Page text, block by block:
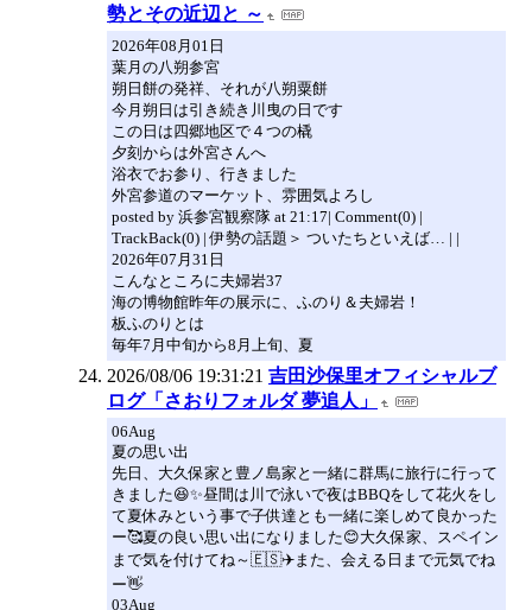
勢とその近辺と ～
2026年08月01日
葉月の八朔参宮
朔日餅の発祥、それが八朔粟餅
今月朔日は引き続き川曳の日です
この日は四郷地区で４つの橇
夕刻からは外宮さんへ
浴衣でお参り、行きました
外宮参道のマーケット、雰囲気よろし
posted by 浜参宮観察隊 at 21:17| Comment(0) |
TrackBack(0) | 伊勢の話題＞ ついたちといえば… | |
2026年07月31日
こんなところに夫婦岩37
海の博物館昨年の展示に、ふのり＆夫婦岩！
板ふのりとは
毎年7月中旬から8月上旬、夏
2026/08/06 19:31:21 吉田沙保里オフィシャルブ
ログ「さおりフォルダ 夢追人」
06Aug
夏の思い出
先日、大久保家と豊ノ島家と一緒に群馬に旅行に行って
きました😆✨️昼間は川で泳いで夜はBBQをして花火をし
て夏休みという事で子供達とも一緒に楽しめて良かった
ー🥰夏の良い思い出になりました😊大久保家、スペイン
まで気を付けてね～🇪🇸✈️また、会える日まで元気でね
ー👋
03Aug